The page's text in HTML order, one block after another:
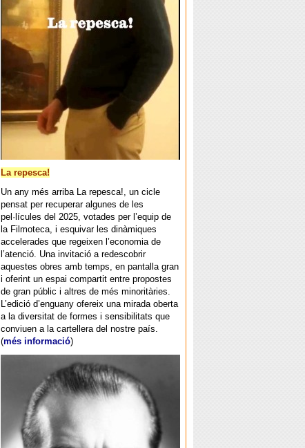
La repesca!
Un any més arriba La repesca!, un cicle
pensat per recuperar algunes de les
pel·lícules del 2025, votades per l’equip de
la Filmoteca, i esquivar les dinàmiques
accelerades que regeixen l’economia de
l’atenció. Una invitació a redescobrir
aquestes obres amb temps, en pantalla gran
i oferint un espai compartit entre propostes
de gran públic i altres de més minoritàries.
L’edició d’enguany ofereix una mirada oberta
a la diversitat de formes i sensibilitats que
conviuen a la cartellera del nostre país.
(més informació)